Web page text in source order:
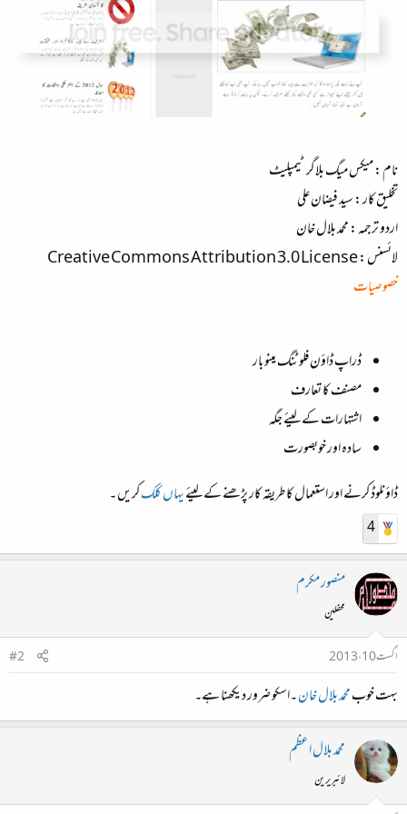
نام : میکس میگ بلاگر ٹیمپلیٹ
تخلیق کار : سید فیضان علی
اردو ترجمہ : محمد بلال خان
لائسنس : Creative Commons Attribution 3.0 License
خصوصیات
ڈراپ ڈاؤن فلوٹنگ مینو بار
مصنف کا تعارف
اشتہارات کے لیئے جگہ
سادہ اور خوبصورت
ڈاؤنلوڈ کرنے اور استعمال کا طریقہ کار پڑھنے کے لیئےیہاں کلککریں ۔
4
منصور مکرم
محفلین
اگست 10، 2013
#2
بہت خوبمحمد بلال خان۔اسکو ضرور دیکھنا ہے۔
محمد بلال اعظم
لائبریرین